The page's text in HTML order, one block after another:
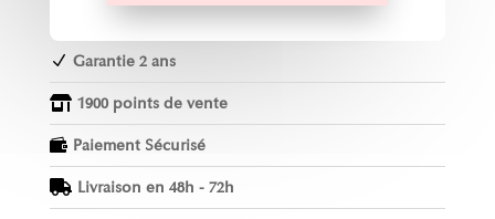
N Garantie 2 ans
 1900 points de vente
 Paiement Sécurisé
 Livraison en 48h - 72h